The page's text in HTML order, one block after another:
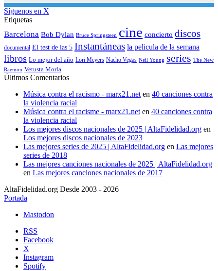
Síguenos en X
Etiquetas
Barcelona Bob Dylan Bruce Springsteen cine concierto discos
documental El test de las 5 Instantáneas la pelicula de la semana
libros Lo mejor del año Lori Meyers Nacho Vegas Neil Young series The New
Raemon Vetusta Morla
Últimos Comentarios
Música contra el racismo - marx21.neten 40 canciones contra
la violencia racial
Música contra el racisme - marx21.neten 40 canciones contra
la violencia racial
Los mejores discos nacionales de 2025 | AltaFidelidad.org en
Los mejores discos nacionales de 2023
Las mejores series de 2025 | AltaFidelidad.org en Las mejores
series de 2018
Las mejores canciones nacionales de 2025 | AltaFidelidad.org
en Las mejores canciones nacionales de 2017
AltaFidelidad.org Desde 2003 - 2026
Portada
Mastodon
RSS
Facebook
X
Instagram
Spotify